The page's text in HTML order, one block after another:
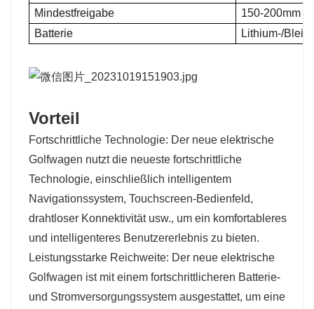
Mindestfreigabe
150-200mm
Batterie
Lithium-/Blei-
Vorteil
Fortschrittliche Technologie: Der neue elektrische
Golfwagen nutzt die neueste fortschrittliche
Technologie, einschließlich intelligentem
Navigationssystem, Touchscreen-Bedienfeld,
drahtloser Konnektivität usw., um ein komfortableres
und intelligenteres Benutzererlebnis zu bieten.
Leistungsstarke Reichweite: Der neue elektrische
Golfwagen ist mit einem fortschrittlicheren Batterie-
und Stromversorgungssystem ausgestattet, um eine